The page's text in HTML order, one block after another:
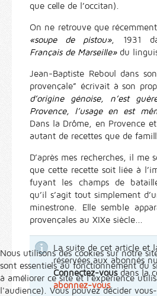
que celle de l’occitan).
On ne retrouve que
«soupe de pistou», 1931
Français de Marseille»du
Jean-Baptiste Reboul dans
provençale” écrivait à son
d’origine génoise, n’est
Provence, l’usage en est
Dans la Drôme, en Provence
autant de recettes que de
D’après mes recherches, il me
que cette recette soit liée à
fuyant les champs de
qu’il s’agit tout simplement
minestrone. Elle semble
provençales au XIXe siècle...
La suite de cet article et
réservées aux abonnés
Connectez-vousdans la
abonnez-vous.
Nous utilisons des cookies sur notre
sont essentiels au fonctionnement du
à améliorer ce site et l’expérience
l'audience). Vous pouvez décider